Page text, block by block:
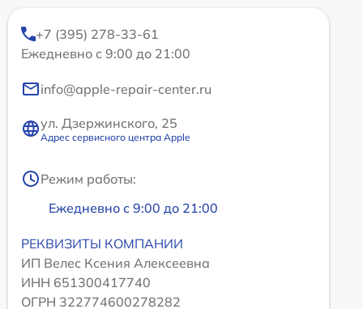
+7 (395) 278-33-61
Ежедневно с 9:00 до 21:00
info@apple-repair-center.ru
ул. Дзержинского, 25
Адрес сервисного центра Apple
Режим работы:
Ежедневно с 9:00 до 21:00
РЕКВИЗИТЫ КОМПАНИИ
ИП Велес Ксения Алексеевна
ИНН 651300417740
ОГРН 322774600278282